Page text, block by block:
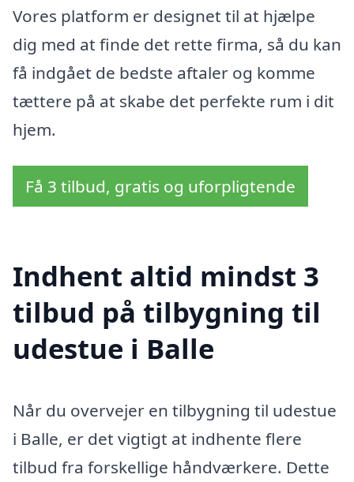
Vores platform er designet til at hjælpe
dig med at finde det rette firma, så du kan
få indgået de bedste aftaler og komme
tættere på at skabe det perfekte rum i dit
hjem.
Få 3 tilbud, gratis og uforpligtende
Indhent altid mindst 3
tilbud på tilbygning til
udestue i Balle
Når du overvejer en tilbygning til udestue
i Balle, er det vigtigt at indhente flere
tilbud fra forskellige håndværkere. Dette